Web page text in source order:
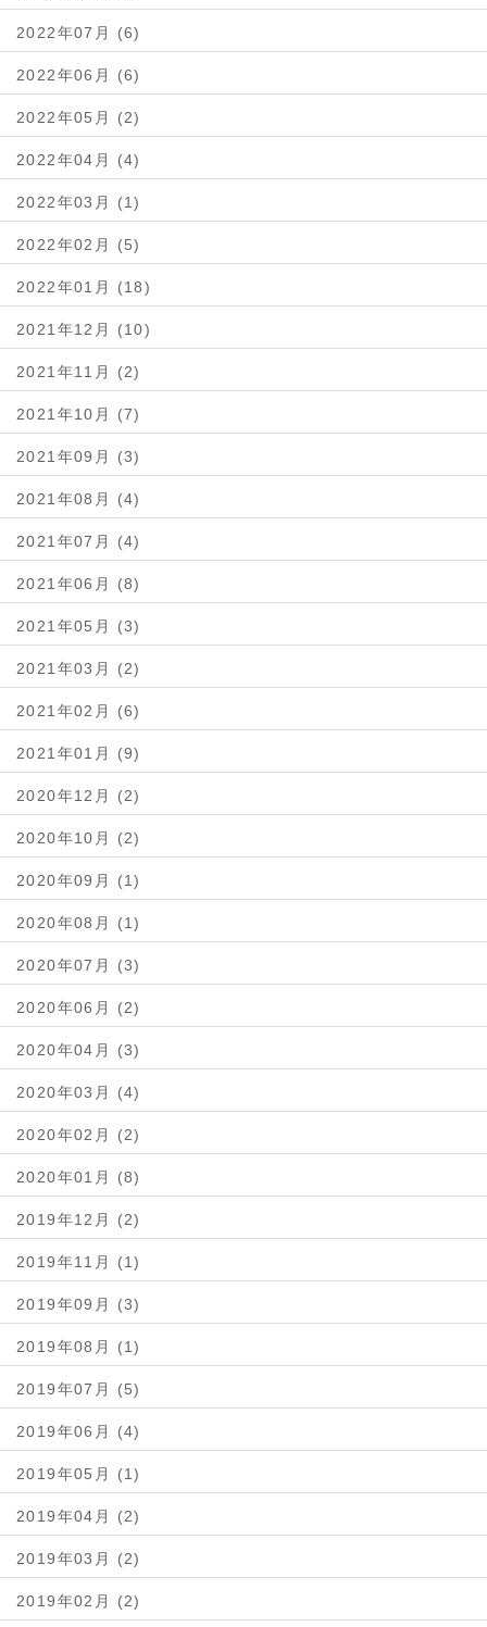
2022年07月 (6)
2022年06月 (6)
2022年05月 (2)
2022年04月 (4)
2022年03月 (1)
2022年02月 (5)
2022年01月 (18)
2021年12月 (10)
2021年11月 (2)
2021年10月 (7)
2021年09月 (3)
2021年08月 (4)
2021年07月 (4)
2021年06月 (8)
2021年05月 (3)
2021年03月 (2)
2021年02月 (6)
2021年01月 (9)
2020年12月 (2)
2020年10月 (2)
2020年09月 (1)
2020年08月 (1)
2020年07月 (3)
2020年06月 (2)
2020年04月 (3)
2020年03月 (4)
2020年02月 (2)
2020年01月 (8)
2019年12月 (2)
2019年11月 (1)
2019年09月 (3)
2019年08月 (1)
2019年07月 (5)
2019年06月 (4)
2019年05月 (1)
2019年04月 (2)
2019年03月 (2)
2019年02月 (2)